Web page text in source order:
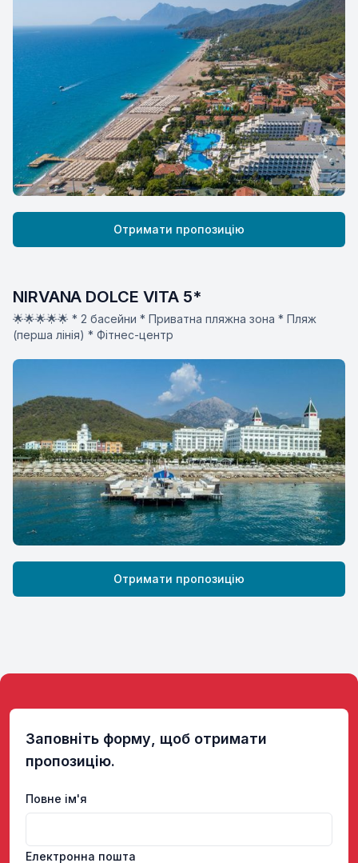
Отримати пропозицію
NIRVANA DOLCE VITA 5*
🌟🌟🌟🌟🌟 * 2 басейни * Приватна пляжна зона * Пляж
(перша лінія) * Фітнес-центр
Отримати пропозицію
Заповніть форму, щоб отримати
пропозицію.
Повне ім'я
Електронна пошта